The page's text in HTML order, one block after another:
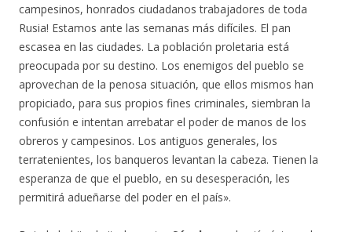
campesinos, honrados ciudadanos trabajadores de toda
Rusia! Estamos ante las semanas más difíciles. El pan
escasea en las ciudades. La población proletaria está
preocupada por su destino. Los enemigos del pueblo se
aprovechan de la penosa situación, que ellos mismos han
propiciado, para sus propios fines criminales, siembran la
confusión e intentan arrebatar el poder de manos de los
obreros y campesinos. Los antiguos generales, los
terratenientes, los banqueros levantan la cabeza. Tienen la
esperanza de que el pueblo, en su desesperación, les
permitirá adueñarse del poder en el país».